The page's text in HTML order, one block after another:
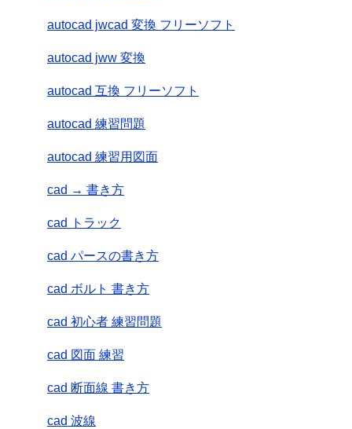
autocad jwcad 変換 フリーソフト
autocad jww 変換
autocad 互換 フリーソフト
autocad 練習問題
autocad 練習用図面
cad → 書き方
cad トラック
cad パースの書き方
cad ボルト 書き方
cad 初心者 練習問題
cad 図面 練習
cad 断面線 書き方
cad 波線